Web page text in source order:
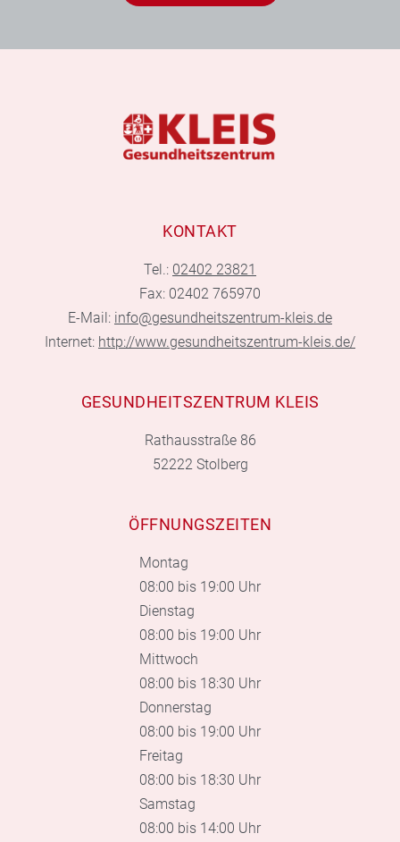
KONTAKT
Tel.: 02402 23821
Fax: 02402 765970
E-Mail: info@gesundheitszentrum-kleis.de
Internet: http://www.gesundheitszentrum-kleis.de/
GESUNDHEITSZENTRUM KLEIS
Rathausstraße 86
52222 Stolberg
ÖFFNUNGSZEITEN
Montag
08:00 bis 19:00 Uhr
Dienstag
08:00 bis 19:00 Uhr
Mittwoch
08:00 bis 18:30 Uhr
Donnerstag
08:00 bis 19:00 Uhr
Freitag
08:00 bis 18:30 Uhr
Samstag
08:00 bis 14:00 Uhr